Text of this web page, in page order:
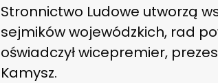
Stronnictwo Ludowe utworzą
sejmików wojewódzkich, rad
oświadczył wicepremier, prezes
Kamysz.